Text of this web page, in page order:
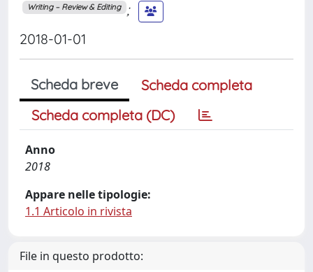
Writing – Review & Editing ;
2018-01-01
Scheda breve
Scheda completa
Scheda completa (DC)
Anno
2018
Appare nelle tipologie:
1.1 Articolo in rivista
File in questo prodotto: